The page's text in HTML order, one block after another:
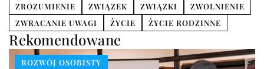
ZROZUMIENIE
ZWIĄZEK ZWIĄZKI
ZWOLNIENIE
ZWRACANIE UWAGI
ŻYCIE ŻYCIE RODZINNE
Rekomendowane
ROZWÓJ OSOBISTY